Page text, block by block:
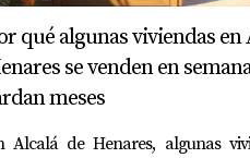
su primera vivienda. Al
y cerró varias ventas
qué algunas viviendas en
se venden en
meses
Alcalá de Henares, algunas